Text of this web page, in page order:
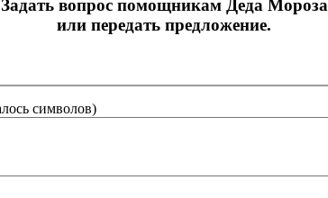
Задать вопрос помощникам Деда Мороза
или передать предложение.